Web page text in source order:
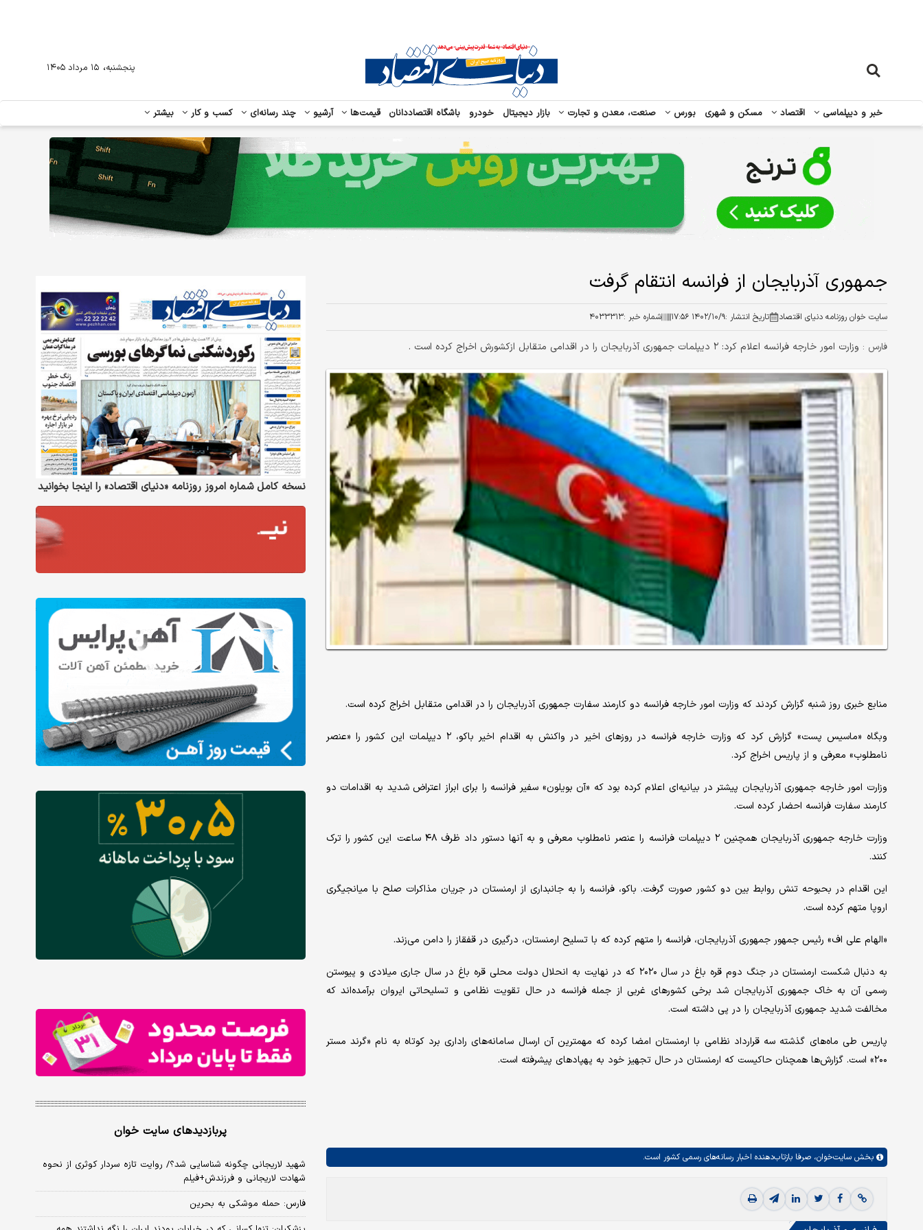
خبر و دیپلماسی اقتصاد مسکن و شهری بورس صنعت، معدن و تجارت بازار دیجیتال خودرو باشگاه اقتصاددانان قیمت‌ها آرشیو چند رسانه‌ای کسب و کار بیشتر
پنجشنبه، ۱۵ مرداد ۱۴۰۵
جمهوری آذربایجان از فرانسه انتقام گرفت
سایت خوان روزنامه دنیای اقتصاد تاریخ انتشار :۱۴۰۲/۱۰/۹ ۱۷:۵۶ شماره خبر :۴۰۳۳۳۱۳
فارس : وزارت امور خارجه فرانسه اعلام کرد: ۲ دیپلمات جمهوری آذربایجان را در اقدامی متقابل ازکشورش اخراج کرده است .
منابع خبری روز شنبه گزارش کردند که وزارت امور خارجه فرانسه دو کارمند سفارت جمهوری آذربایجان را در اقدامی متقابل اخراج کرده است.
وبگاه «ماسیس پست» گزارش کرد که وزارت خارجه فرانسه در روزهای اخیر در واکنش به اقدام اخیر باکو، ۲ دیپلمات این کشور را «عنصر
نامطلوب» معرفی و از پاریس اخراج کرد.
وزارت امور خارجه جمهوری آذربایجان پیشتر در بیانیه‌ای اعلام کرده بود که «آن بویلون» سفیر فرانسه را برای ابراز اعتراض شدید به اقدامات دو
کارمند سفارت فرانسه احضار کرده است.
وزارت خارجه جمهوری آذربایجان همچنین ۲ دیپلمات فرانسه را عنصر نامطلوب معرفی و به آنها دستور داد ظرف ۴۸ ساعت این کشور را ترک
کنند.
این اقدام در بحبوحه تنش روابط بین دو کشور صورت گرفت. باکو، فرانسه را به جانبداری از ارمنستان در جریان مذاکرات صلح با میانجیگری
اروپا متهم کرده است.
«الهام علی اف» رئیس جمهور جمهوری آذربایجان، فرانسه را متهم کرده که با تسلیح ارمنستان، درگیری در قفقاز را دامن می‌زند.
به دنبال شکست ارمنستان در جنگ دوم قره باغ در سال ۲۰۲۰ که در نهایت به انحلال دولت محلی قره باغ در سال جاری میلادی و پیوستن
رسمی آن به خاک جمهوری آذربایجان شد برخی کشورهای غربی از جمله فرانسه در حال تقویت نظامی و تسلیحاتی ایروان برآمده‌اند که
مخالفت شدید جمهوری آذربایجان را در پی داشته است.
پاریس طی ماه‌های گذشته سه قرارداد نظامی با ارمنستان امضا کرده که مهمترین آن ارسال سامانه‌های راداری برد کوتاه به نام «گرند مستر
۲۰۰» است. گزارش‌ها همچنان حاکیست که ارمنستان در حال تجهیز خود به پهپادهای پیشرفته است.
بخش سایت‌خوان، صرفا بازتاب‌دهنده اخبار رسانه‌های رسمی کشور است.
نسخه کامل شماره امروز روزنامه «دنیای‌ اقتصاد» را اینجا بخوانید
پربازدیدهای سایت خوان
شهید لاریجانی چگونه شناسایی شد؟/ روایت تازه سردار کوثری از نحوه
شهادت لاریجانی و فرزندش+فیلم
فارس: حمله موشکی به بحرین